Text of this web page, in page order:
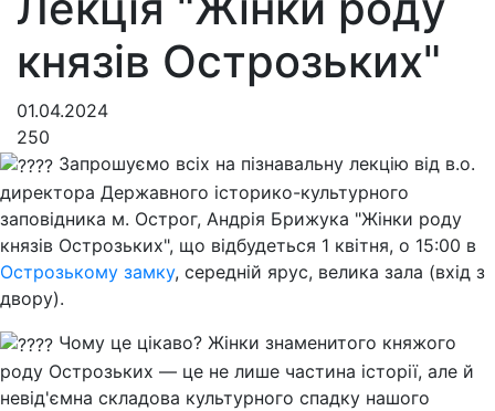
князів Острозьких"
01.04.2024
250
Запрошуємо всіх на пізнавальну лекцію від в.о.
директора Державного історико-культурного
заповідника м. Острог, Андрія Брижука "Жінки роду
князів Острозьких", що відбудеться 1 квітня, о 15:00 в
Острозькому замку, середній ярус, велика зала (вхід з
двору).
Чому це цікаво? Жінки знаменитого княжого
роду Острозьких — це не лише частина історії, але й
невід'ємна складова культурного спадку нашого